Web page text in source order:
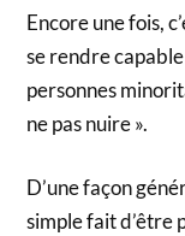
Encore une fois,
se rendre capable
personnes
ne pas nuire ».
D’une façon
simple fait d’être